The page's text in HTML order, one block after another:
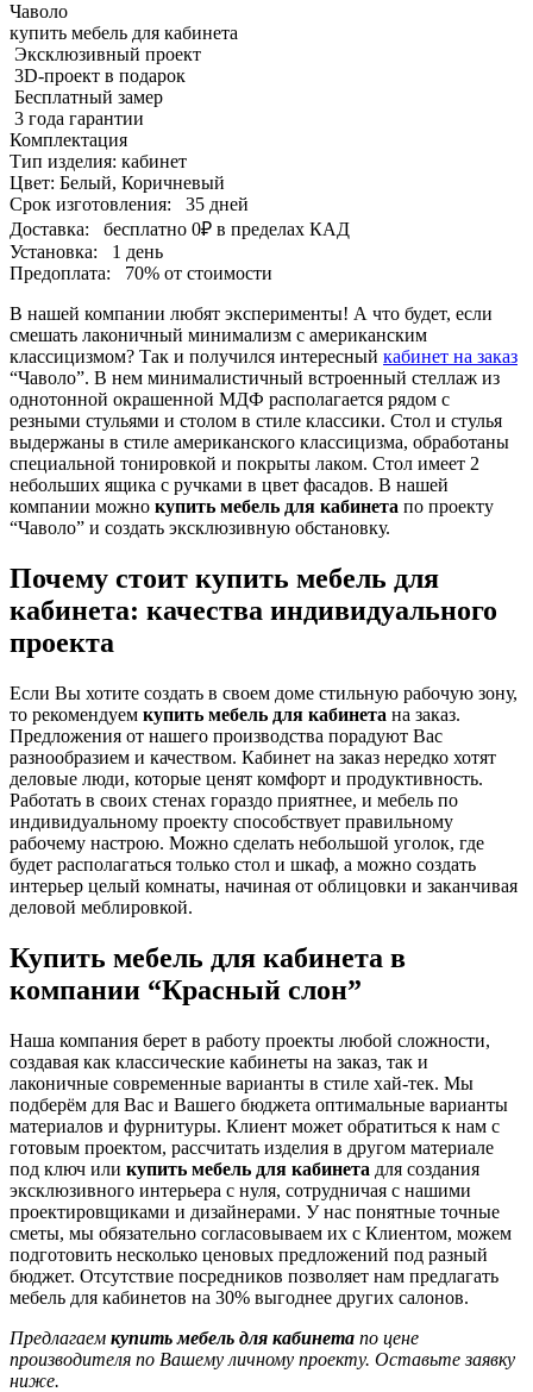
Чаволо
купить мебель для кабинета
Эксклюзивный проект
3D-проект в подарок
Бесплатный замер
3 года гарантии
Комплектация
Тип изделия: кабинет
Цвет: Белый, Коричневый
Срок изготовления:
35 дней
Доставка:
бесплатно 0₽ в пределах КАД
Установка:
1 день
Предоплата:
70% от стоимости
В нашей компании любят эксперименты! А что будет, если
смешать лаконичный минимализм с американским
классицизмом? Так и получился интересный кабинет на заказ
“Чаволо”. В нем минималистичный встроенный стеллаж из
однотонной окрашенной МДФ располагается рядом с
резными стульями и столом в стиле классики. Стол и стулья
выдержаны в стиле американского классицизма, обработаны
специальной тонировкой и покрыты лаком. Стол имеет 2
небольших ящика с ручками в цвет фасадов. В нашей
компании можно купить мебель для кабинета по проекту
“Чаволо” и создать эксклюзивную обстановку.
Почему стоит купить мебель для
кабинета: качества индивидуального
проекта
Если Вы хотите создать в своем доме стильную рабочую зону,
то рекомендуем купить мебель для кабинета на заказ.
Предложения от нашего производства порадуют Вас
разнообразием и качеством. Кабинет на заказ нередко хотят
деловые люди, которые ценят комфорт и продуктивность.
Работать в своих стенах гораздо приятнее, и мебель по
индивидуальному проекту способствует правильному
рабочему настрою. Можно сделать небольшой уголок, где
будет располагаться только стол и шкаф, а можно создать
интерьер целый комнаты, начиная от облицовки и заканчивая
деловой меблировкой.
Купить мебель для кабинета в
компании “Красный слон”
Наша компания берет в работу проекты любой сложности,
создавая как классические кабинеты на заказ, так и
лаконичные современные варианты в стиле хай-тек. Мы
подберём для Вас и Вашего бюджета оптимальные варианты
материалов и фурнитуры. Клиент может обратиться к нам с
готовым проектом, рассчитать изделия в другом материале
под ключ или купить мебель для кабинета для создания
эксклюзивного интерьера с нуля, сотрудничая с нашими
проектировщиками и дизайнерами. У нас понятные точные
сметы, мы обязательно согласовываем их с Клиентом, можем
подготовить несколько ценовых предложений под разный
бюджет. Отсутствие посредников позволяет нам предлагать
мебель для кабинетов на 30% выгоднее других салонов.
Предлагаем купить мебель для кабинета по цене
производителя по Вашему личному проекту. Оставьте заявку
ниже.